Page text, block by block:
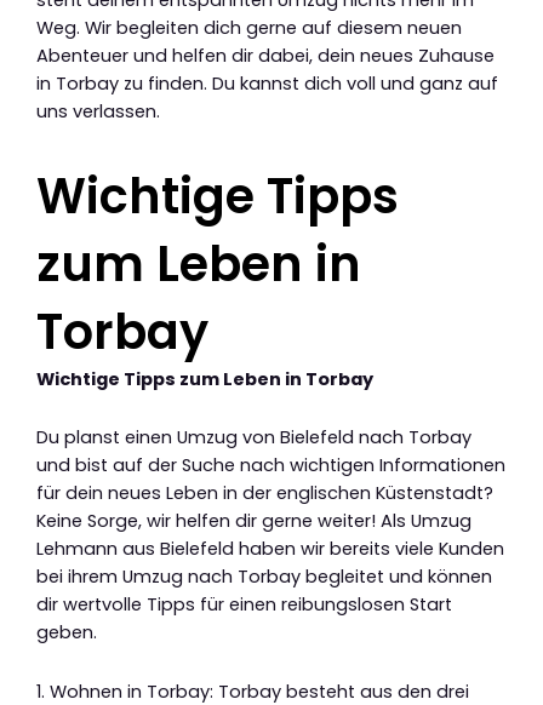
Weg. Wir begleiten dich gerne auf diesem neuen
Abenteuer und helfen dir dabei, dein neues Zuhause
in Torbay zu finden. Du kannst dich voll und ganz auf
uns verlassen.
Wichtige Tipps
zum Leben in
Torbay
Wichtige Tipps zum Leben in Torbay
Du planst einen Umzug von Bielefeld nach Torbay
und bist auf der Suche nach wichtigen Informationen
für dein neues Leben in der englischen Küstenstadt?
Keine Sorge, wir helfen dir gerne weiter! Als Umzug
Lehmann aus Bielefeld haben wir bereits viele Kunden
bei ihrem Umzug nach Torbay begleitet und können
dir wertvolle Tipps für einen reibungslosen Start
geben.
1. Wohnen in Torbay: Torbay besteht aus den drei